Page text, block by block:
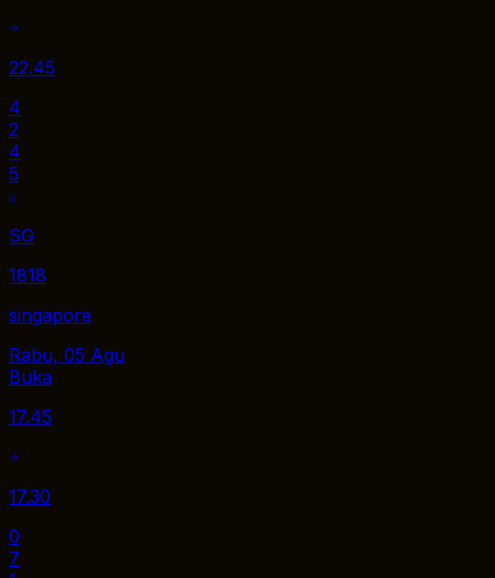
22.45
4
2
4
5
SG
1818
singapore
Rabu, 05 Agu
Buka
17.45
17.30
0
7